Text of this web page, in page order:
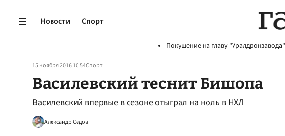
Новости Спорт
Покушение на главу "Уралдронзавода"
15 ноября 2016 10:54Спорт
Василевский теснит Бишопа
Василевский впервые в сезоне отыграл на ноль в НХЛ
Александр Седов